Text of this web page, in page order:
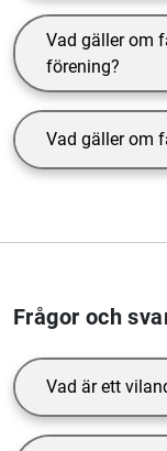
Vad gäller om
förening?
Vad gäller om
Frågor och
Vad är ett